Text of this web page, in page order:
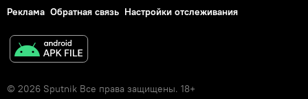
Реклама Обратная связь Настройки отслеживания
© 2026 Sputnik Все права защищены. 18+